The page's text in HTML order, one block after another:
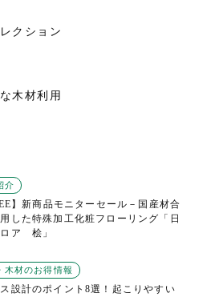
クション
木材利用
介
】新商品モニターセール－国産材合
した特殊加工化粧フローリング「日
ア 桧」
木材のお得情報
設計のポイント8選！起こりやすい